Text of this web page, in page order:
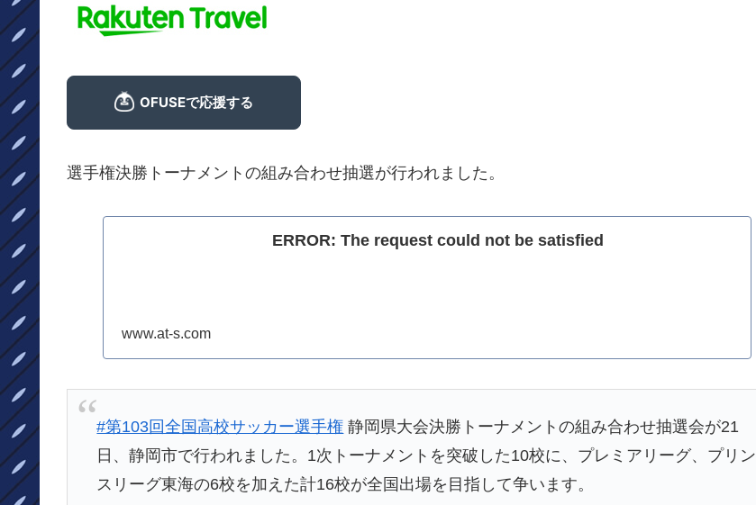
選手権決勝トーナメントの組み合わせ抽選が行われました。
ERROR: The request could not be satisfied
www.at-s.com
#第103回全国高校サッカー選手権 静岡県大会決勝トーナメントの組み合わせ抽選会が21
日、静岡市で行われました。1次トーナメントを突破した10校に、プレミアリーグ、プリン
スリーグ東海の6校を加えた計16校が全国出場を目指して争います。